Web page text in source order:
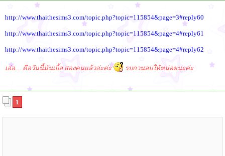
http://www.thaithesims3.com/topic.php?topic=115854&page=3#reply60
http://www.thaithesims3.com/topic.php?topic=115854&page=4#reply61
http://www.thaithesims3.com/topic.php?topic=115854&page=4#reply62
เอ่อ.... คือวันนี้มันเบิ้ล สองคนแล้วอ่ะค่ะ รบกวนลบให้หน่อยนะค่ะ
1